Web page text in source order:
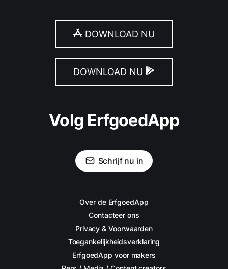
DOWNLOAD NU
DOWNLOAD NU
Volg ErfgoedApp
Schrijf nu in
Over de ErfgoedApp
Contacteer ons
Privacy & Voorwaarden
Toegankelijkheidsverklaring
ErfgoedApp voor makers